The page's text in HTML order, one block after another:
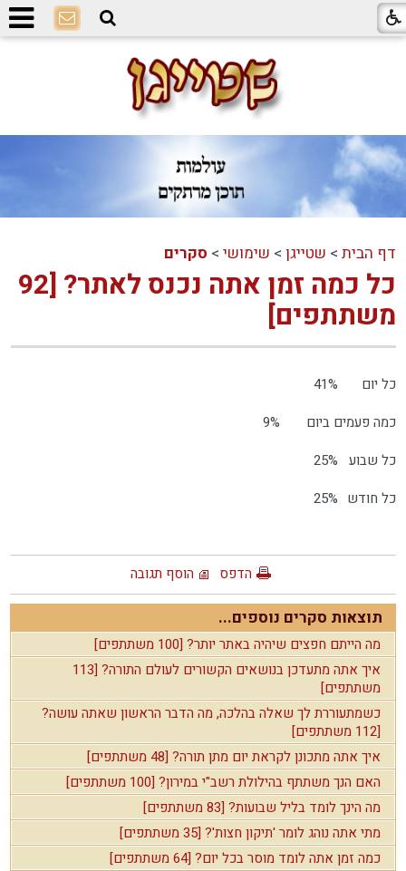
דף הבית > שטייגן > שימושי > סקרים
כל כמה זמן אתה נכנס לאתר? [92
משתתפים]
כל יום
41%
כמה פעמים ביום
9%
כל שבוע 25%
כל חודש 25%
הדפס הוסף תגובה
תוצאות סקרים נוספים...
מה הייתם חפצים שיהיה באתר יותר? [100 משתתפים]
איך אתה מתעדכן בנושאים הקשורים לעולם התורה? [113
משתתפים]
כשמתעוררת לך שאלה בהלכה, מה הדבר הראשון שאתה עושה?
[112 משתתפים]
איך אתה מתכונן לקראת יום מתן תורה? [48 משתתפים]
האם הנך משתתף בהילולת רשב"י במירון? [100 משתתפים]
מה הינך לומד בליל שבועות? [83 משתתפים]
מתי אתה נוהג לומר 'תיקון חצות'? [35 משתתפים]
כמה זמן אתה לומד מוסר בכל יום? [64 משתתפים]